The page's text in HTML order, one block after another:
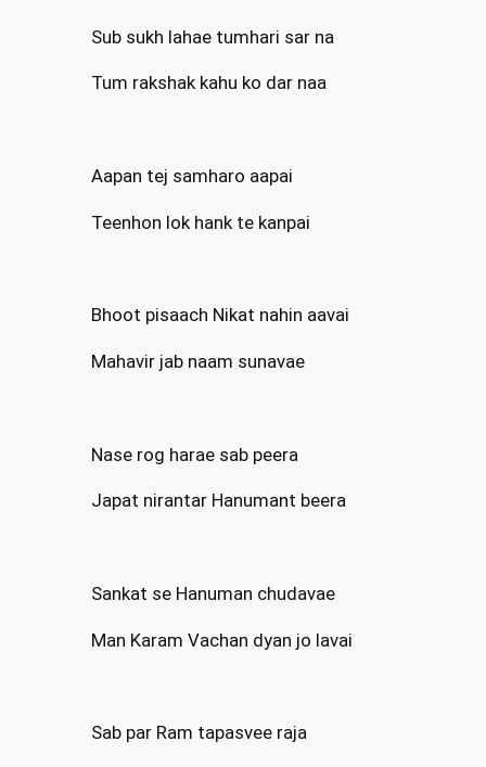
Sub sukh lahae tumhari sar na
Tum rakshak kahu ko dar naa
Aapan tej samharo aapai
Teenhon lok hank te kanpai
Bhoot pisaach Nikat nahin aavai
Mahavir jab naam sunavae
Nase rog harae sab peera
Japat nirantar Hanumant beera
Sankat se Hanuman chudavae
Man Karam Vachan dyan jo lavai
Sab par Ram tapasvee raja